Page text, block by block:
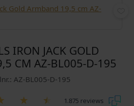
IRON JACK GOLD
CM AZ-BL005-D-195
AZ-BL005-D-195
1.875 reviews